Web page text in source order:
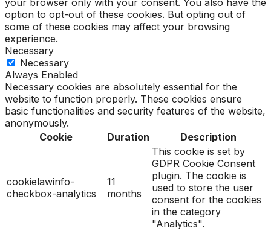
your browser only with your consent. You also have the
option to opt-out of these cookies. But opting out of
some of these cookies may affect your browsing
experience.
Necessary
Necessary
Always Enabled
Necessary cookies are absolutely essential for the
website to function properly. These cookies ensure
basic functionalities and security features of the website,
anonymously.
Cookie
Duration Description
cookielawinfo-
checkbox-analytics
11
months
This cookie is set by
GDPR Cookie Consent
plugin. The cookie is
used to store the user
consent for the cookies
in the category
"Analytics".